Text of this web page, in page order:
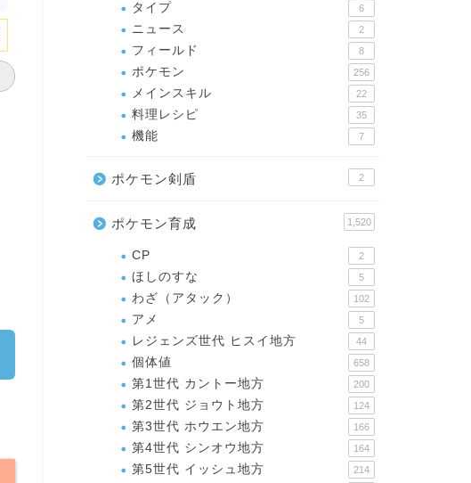
タイプ 6
ニュース 2
フィールド 8
ポケモン 256
メインスキル 22
料理レシピ 35
機能 7
ポケモン剣盾 2
ポケモン育成 1,520
CP 2
ほしのすな 5
わざ（アタック） 102
アメ 5
レジェンズ世代 ヒスイ地方 44
個体値 658
第1世代 カントー地方 200
第2世代 ジョウト地方 124
第3世代 ホウエン地方 166
第4世代 シンオウ地方 164
第5世代 イッシュ地方 214